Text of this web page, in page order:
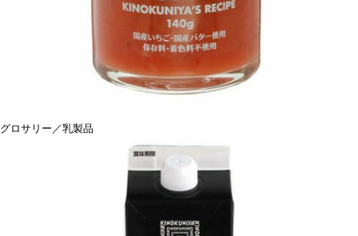
グロサリー／乳製品